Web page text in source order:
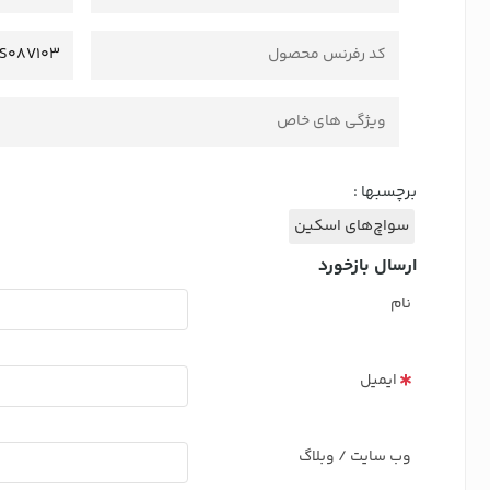
کد رفرنس محصول
ویژگی های خاص
برچسبها :
سواچ‌های اسکین
ارسال بازخورد
نام
ایمیل
وب سایت / وبلاگ